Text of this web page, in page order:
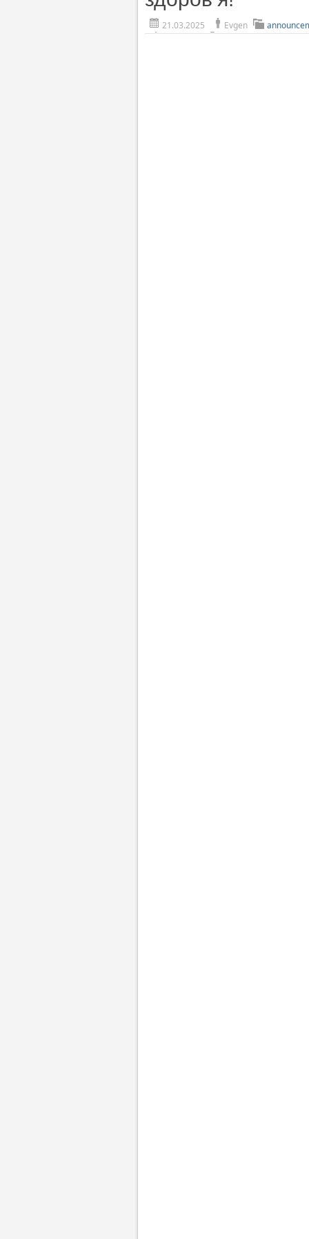
21.03.2025 Evgen